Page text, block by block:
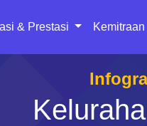
& Prestasi Kemitraan